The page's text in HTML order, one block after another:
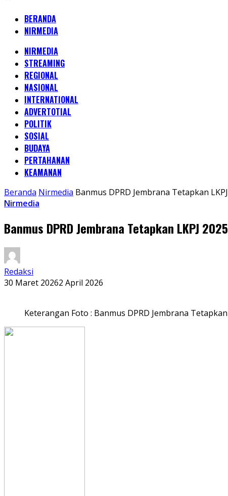
BERANDA
NIRMEDIA
NIRMEDIA
STREAMING
REGIONAL
NASIONAL
INTERNATIONAL
ADVERTOTIAL
POLITIK
SOSIAL
BUDAYA
PERTAHANAN
KEAMANAN
Beranda Nirmedia Banmus DPRD Jembrana Tetapkan
Nirmedia
Banmus DPRD Jembrana Tetapkan LKPJ
Redaksi
30 Maret 20262 April 2026
Keterangan Foto : Banmus DPRD Jembrana